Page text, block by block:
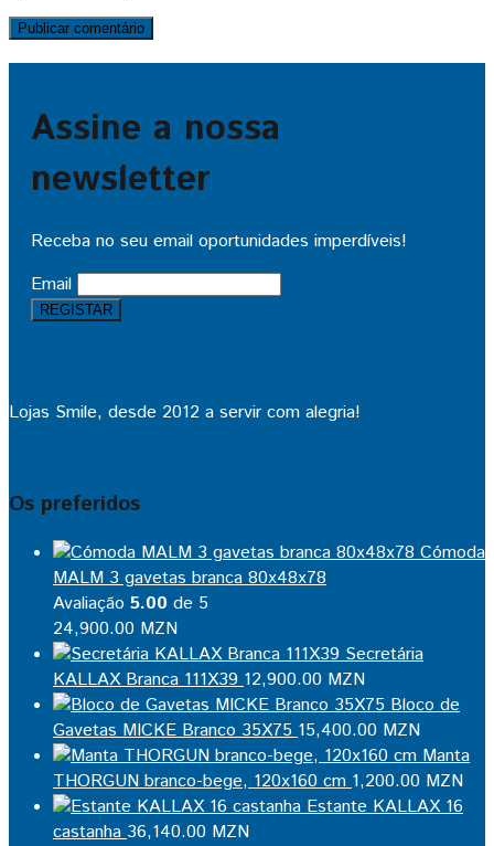
Assine a nossa
newsletter
Receba no seu email oportunidades imperdíveis!
Email
Lojas Smile, desde 2012 a servir com alegria!
Os preferidos
Cómoda
MALM 3 gavetas branca 80x48x78
Avaliação 5.00 de 5
24,900.00 MZN
Secretária
KALLAX Branca 111X39 12,900.00 MZN
Bloco de
Gavetas MICKE Branco 35X75 15,400.00 MZN
Manta
THORGUN branco-bege, 120x160 cm 1,200.00 MZN
Estante KALLAX 16
castanha 36,140.00 MZN